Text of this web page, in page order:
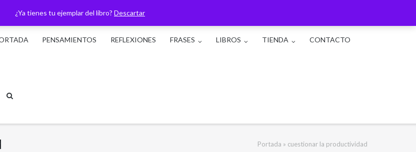
¿Ya tienes tu ejemplar del libro? Descartar
PENSAMIENTOS REFLEXIONES FRASES LIBROS TIENDA CONTACTO
Portada » cuestionar la productividad